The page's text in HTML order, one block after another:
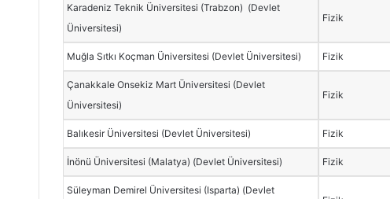
Karadeniz Teknik Üniversitesi (Trabzon) (Devlet
Üniversitesi)
Fizik
Muğla Sıtkı Koçman Üniversitesi (Devlet Üniversitesi) Fizik
Çanakkale Onsekiz Mart Üniversitesi (Devlet
Üniversitesi)
Fizik
Balıkesir Üniversitesi (Devlet Üniversitesi) Fizik
İnönü Üniversitesi (Malatya) (Devlet Üniversitesi) Fizik
Süleyman Demirel Üniversitesi (Isparta) (Devlet